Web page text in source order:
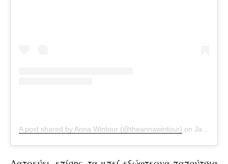
A post shared by Anna Wintour (@theannawintour) on Jan 13, 2020 at 8:48am PST